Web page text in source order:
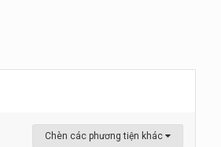
Chèn các phương tiện khác